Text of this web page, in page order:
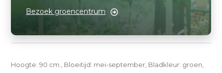
Bezoek groencentrum
Hoogte: 90 cm., Bloeitijd: mei-september, Bladkleur: groen,